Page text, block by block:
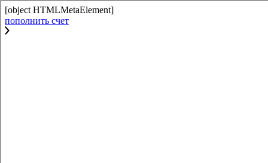
[object HTMLMetaElement]
пополнить счет